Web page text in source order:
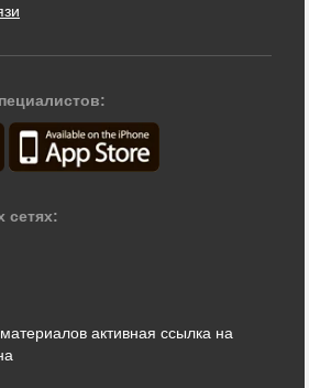
сетях:
активная ссылка на